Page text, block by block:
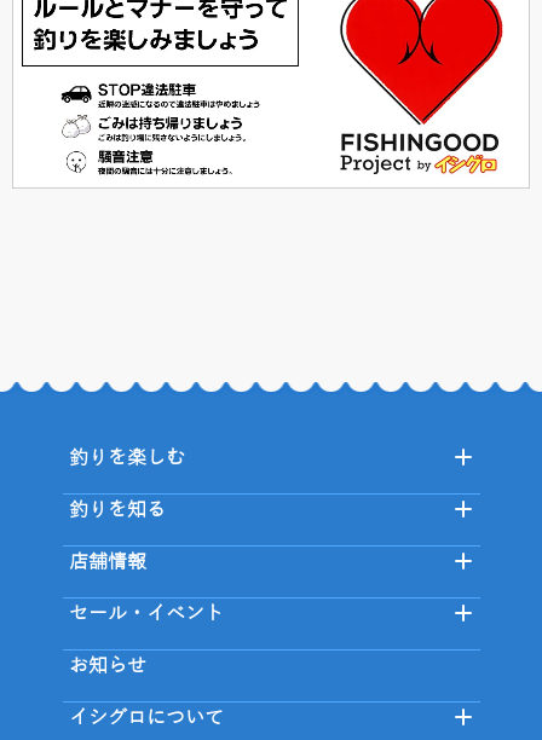
釣りを楽しむ
釣りを知る
店舗情報
セール・イベント
お知らせ
イシグロについて